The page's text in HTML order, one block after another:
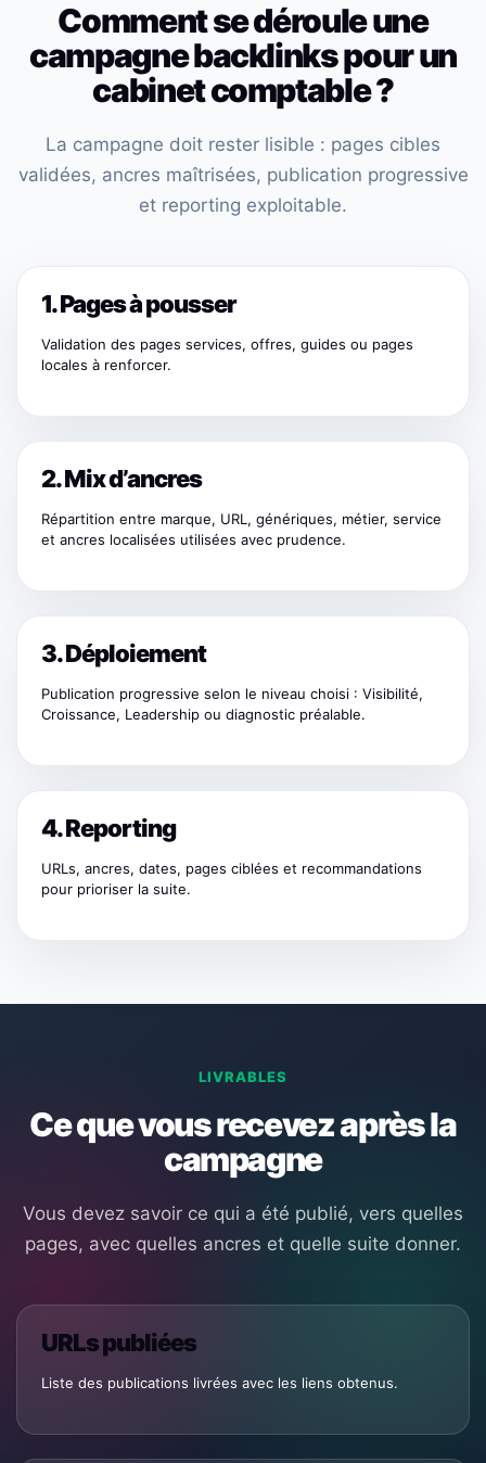
Comment se déroule une
campagne backlinks pour un
cabinet comptable ?
La campagne doit rester lisible : pages cibles
validées, ancres maîtrisées, publication progressive
et reporting exploitable.
1. Pages à pousser
Validation des pages services, offres, guides ou pages
locales à renforcer.
2. Mix d’ancres
Répartition entre marque, URL, génériques, métier, service
et ancres localisées utilisées avec prudence.
3. Déploiement
Publication progressive selon le niveau choisi : Visibilité,
Croissance, Leadership ou diagnostic préalable.
4. Reporting
URLs, ancres, dates, pages ciblées et recommandations
pour prioriser la suite.
LIVRABLES
Ce que vous recevez après la
campagne
Vous devez savoir ce qui a été publié, vers quelles
pages, avec quelles ancres et quelle suite donner.
URLs publiées
Liste des publications livrées avec les liens obtenus.